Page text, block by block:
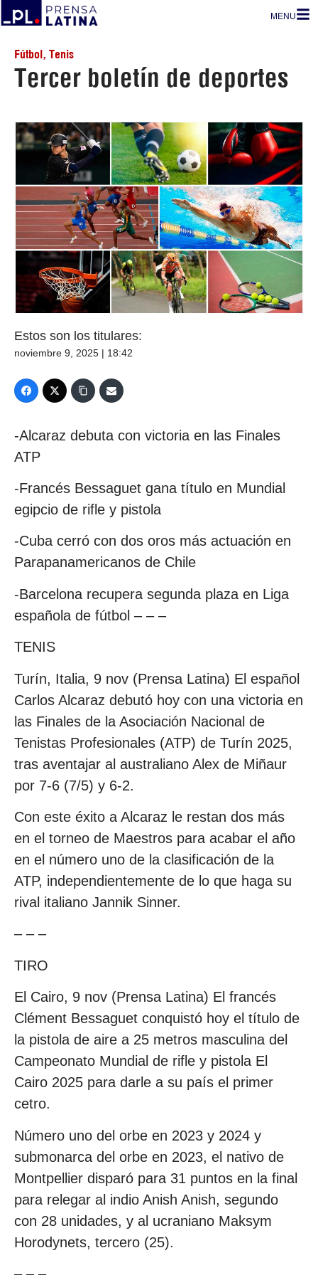
MENU
Fútbol, Tenis
Tercer boletín de deportes
Estos son los titulares:
noviembre 9, 2025 | 18:42
-Alcaraz debuta con victoria en las Finales
ATP
-Francés Bessaguet gana título en Mundial
egipcio de rifle y pistola
-Cuba cerró con dos oros más actuación en
Parapanamericanos de Chile
-Barcelona recupera segunda plaza en Liga
española de fútbol – – –
TENIS
Turín, Italia, 9 nov (Prensa Latina) El español
Carlos Alcaraz debutó hoy con una victoria en
las Finales de la Asociación Nacional de
Tenistas Profesionales (ATP) de Turín 2025,
tras aventajar al australiano Alex de Miñaur
por 7-6 (7/5) y 6-2.
Con este éxito a Alcaraz le restan dos más
en el torneo de Maestros para acabar el año
en el número uno de la clasificación de la
ATP, independientemente de lo que haga su
rival italiano Jannik Sinner.
– – –
TIRO
El Cairo, 9 nov (Prensa Latina) El francés
Clément Bessaguet conquistó hoy el título de
la pistola de aire a 25 metros masculina del
Campeonato Mundial de rifle y pistola El
Cairo 2025 para darle a su país el primer
cetro.
Número uno del orbe en 2023 y 2024 y
submonarca del orbe en 2023, el nativo de
Montpellier disparó para 31 puntos en la final
para relegar al indio Anish Anish, segundo
con 28 unidades, y al ucraniano Maksym
Horodynets, tercero (25).